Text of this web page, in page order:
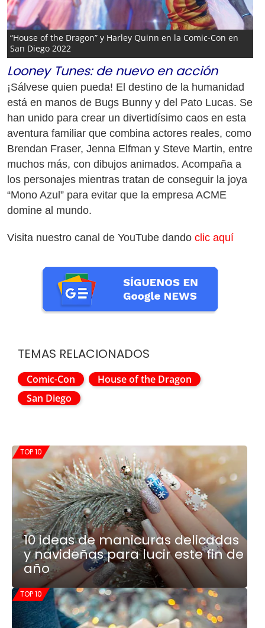
“House of the Dragon” y Harley Quinn en la Comic-Con en
San Diego 2022
Looney Tunes: de nuevo en acción
¡Sálvese quien pueda! El destino de la humanidad
está en manos de Bugs Bunny y del Pato Lucas. Se
han unido para crear un divertidísimo caos en esta
aventura familiar que combina actores reales, como
Brendan Fraser, Jenna Elfman y Steve Martin, entre
muchos más, con dibujos animados. Acompaña a
los personajes mientras tratan de conseguir la joya
“Mono Azul” para evitar que la empresa ACME
domine al mundo.
Visita nuestro canal de YouTube dando clic aquí
TEMAS RELACIONADOS
Comic-Con
House of the Dragon
San Diego
TOP 10
10 ideas de manicuras delicadas
y navideñas para lucir este fin de
año
TOP 10